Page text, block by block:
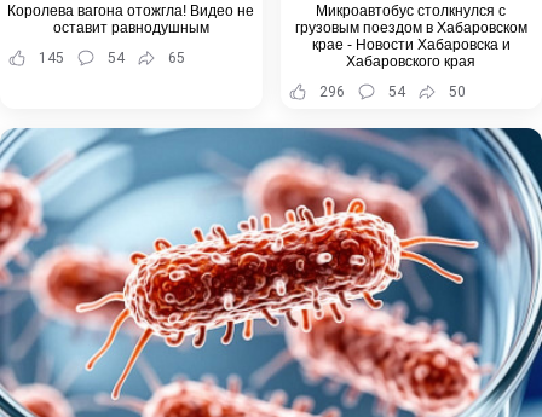
Королева вагона отожгла! Видео не
оставит равнодушным
145
54 65
Микроавтобус столкнулся с
грузовым поездом в Хабаровском
крае - Новости Хабаровска и
Хабаровского края
296
54 50